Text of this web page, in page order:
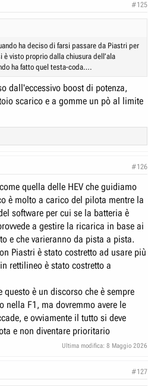
#125
ha deciso di farsi passare da Piastri per
è visto proprio dalla chiusura dell’ala
ha fatto quel testa-coda….
dall'eccessivo boost di potenza,
scarico e a gomme un pò al limite
#126
quella delle HEV che guidiamo
è molto a carico del pilota mentre la
software per cui se la batteria è
a gestire la ricarica in base ai
e che varieranno da pista a pista.
Piastri è stato costretto ad usare più
rettilineo è stato costretto a
questo è un discorso che è sempre
F1, ma dovremmo avere le
e ovviamente il tutto si deve
e non diventare prioritario
Ultima modifica: 8 Maggio 2026
#127